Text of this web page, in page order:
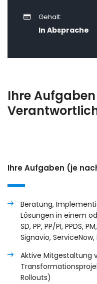
Gehalt:
In Absprache
Ihre
Ihre Aufgaben (je
Beratung,
Lösungen in einem
SD, PP, PP/PI, PPDS,
Signavio, ServiceNow,
Aktive Mitgestaltung
Rollouts)